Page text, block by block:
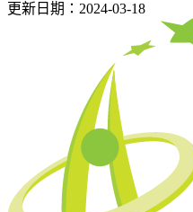
更新日期：2024-03-18